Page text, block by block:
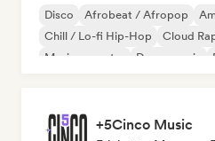
Disco Afrobeat / Afropop
Chill / Lo-fi Hip-Hop
Cloud
Musica country
Dance music
+5Cinco Music